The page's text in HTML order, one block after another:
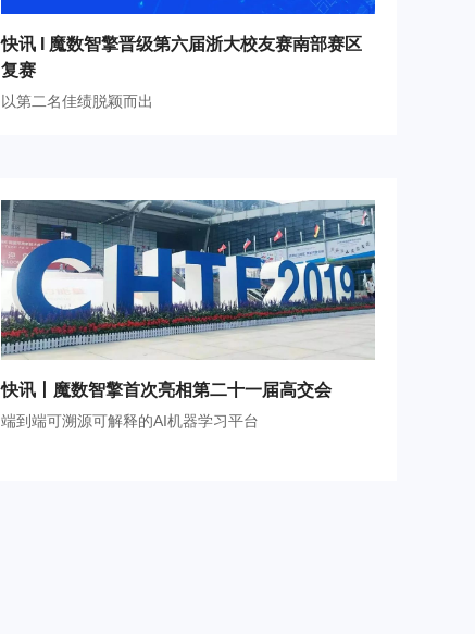
快讯 I 魔数智擎晋级第六届浙大校友赛南部赛区
复赛
以第二名佳绩脱颖而出
快讯丨魔数智擎首次亮相第二十一届高交会
端到端可溯源可解释的AI机器学习平台